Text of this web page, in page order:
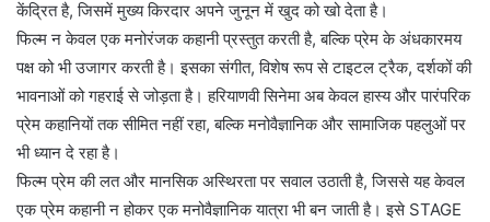
केंद्रित है, जिसमें मुख्य किरदार अपने जुनून में खुद को खो देता है।
फिल्म न केवल एक मनोरंजक कहानी प्रस्तुत करती है, बल्कि प्रेम के अंधकारमय
पक्ष को भी उजागर करती है। इसका संगीत, विशेष रूप से टाइटल ट्रैक, दर्शकों की
भावनाओं को गहराई से जोड़ता है। हरियाणवी सिनेमा अब केवल हास्य और पारंपरिक
प्रेम कहानियों तक सीमित नहीं रहा, बल्कि मनोवैज्ञानिक और सामाजिक पहलुओं पर
भी ध्यान दे रहा है।
फिल्म प्रेम की लत और मानसिक अस्थिरता पर सवाल उठाती है, जिससे यह केवल
एक प्रेम कहानी न होकर एक मनोवैज्ञानिक यात्रा भी बन जाती है। इसे STAGE